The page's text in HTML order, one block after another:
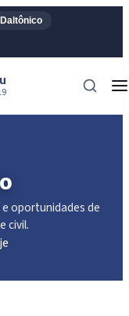
Daltônico
oportunidades de
civil.